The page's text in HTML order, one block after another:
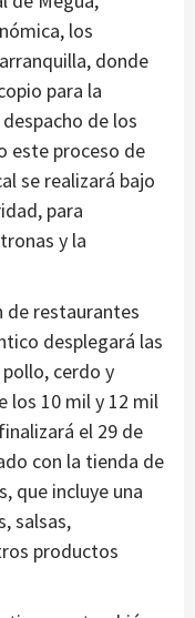
los
donde
para la
de los
este proceso de
se realizará bajo
para
y la
de restaurantes
desplegará las
cerdo y
los 10 mil y 12 mil
el 29 de
con la tienda de
que incluye una
salsas,
productos